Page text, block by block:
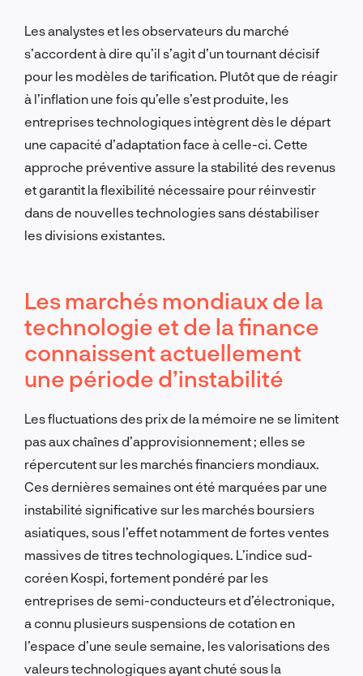
Les analystes et les observateurs du marché
s’accordent à dire qu’il s’agit d’un tournant décisif
pour les modèles de tarification. Plutôt que de réagir
à l’inflation une fois qu’elle s’est produite, les
entreprises technologiques intègrent dès le départ
une capacité d’adaptation face à celle-ci. Cette
approche préventive assure la stabilité des revenus
et garantit la flexibilité nécessaire pour réinvestir
dans de nouvelles technologies sans déstabiliser
les divisions existantes.
Les marchés mondiaux de la
technologie et de la finance
connaissent actuellement
une période d’instabilité
Les fluctuations des prix de la mémoire ne se limitent
pas aux chaînes d’approvisionnement ; elles se
répercutent sur les marchés financiers mondiaux.
Ces dernières semaines ont été marquées par une
instabilité significative sur les marchés boursiers
asiatiques, sous l’effet notamment de fortes ventes
massives de titres technologiques. L’indice sud-
coréen Kospi, fortement pondéré par les
entreprises de semi-conducteurs et d’électronique,
a connu plusieurs suspensions de cotation en
l’espace d’une seule semaine, les valorisations des
valeurs technologiques ayant chuté sous la